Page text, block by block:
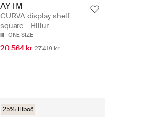
AYTM
CURVA display shelf
square - Hillur
ONE SIZE
20.564 kr 27.419 kr
25% Tilboð